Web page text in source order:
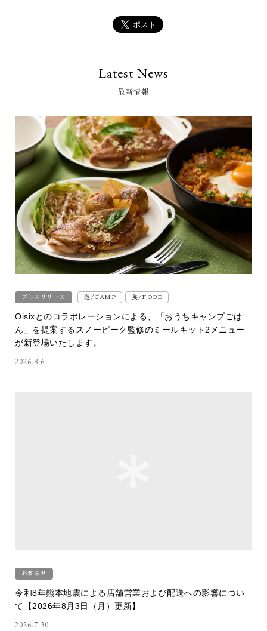
Latest News
最新情報
プレスリリース 遊/CAMP 食/FOOD
Oisixとのコラボレーションによる、「おうちキャンプごは
ん」を提案するスノーピーク監修のミールキット2メニュー
が新登場いたします。
2026.8.6
お知らせ
令和8年熊本地震による店舗営業および配送への影響につい
て【2026年8月3日（月）更新】
2026.7.30